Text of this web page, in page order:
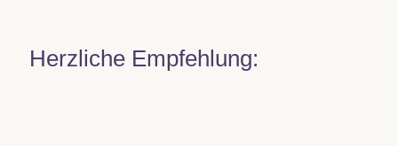
Herzliche Empfehlung: